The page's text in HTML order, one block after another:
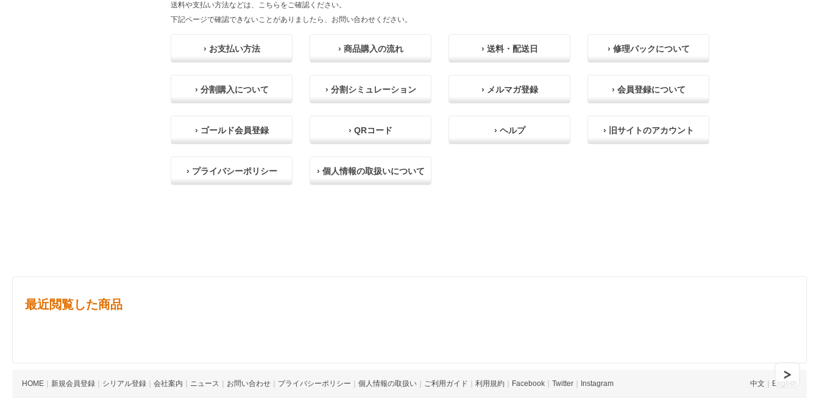
送料や支払い方法などは、こちらをご確認ください。
下記ページで確認できないことがありましたら、お問い合わせください。
› お支払い方法 › 商品購入の流れ › 送料・配送日 › 修理パックについて
› 分割購入について › 分割シミュレーション › メルマガ登録 › 会員登録について
› ゴールド会員登録 › QRコード › ヘルプ › 旧サイトのアカウント
› プライバシーポリシー › 個人情報の取扱いについて
最近閲覧した商品
HOME 新規会員登録 シリアル登録 会社案内 ニュース お問い合わせ プライバシーポリシー 個人情報の取扱い ご利用ガイド 利用規約 Facebook Twitter Instagram 中文 English